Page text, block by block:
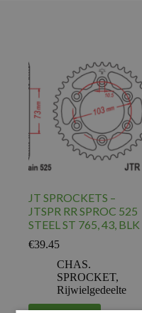
JT SPROCKETS –
JTSPR RR SPROC 525
STEEL ST 765, 43, BLK
€39.45
CHAS.
SPROCKET,
Rijwielgedeelte